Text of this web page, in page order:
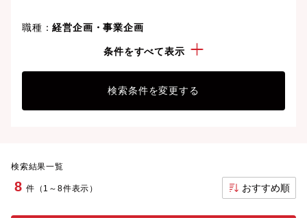
職種：経営企画・事業企画
条件をすべて表示
検索条件を変更する
検索結果一覧
8 件（1～8件表示） おすすめ順